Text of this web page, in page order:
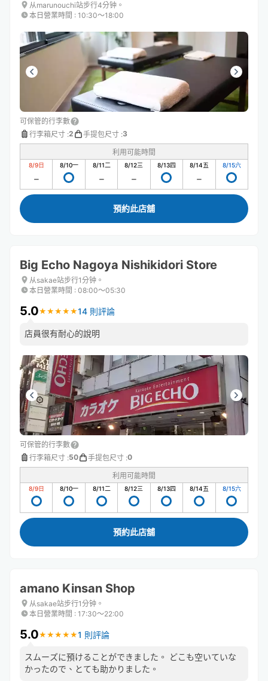
从marunouchi站步行4分钟。
本日營業時間 : 10:30〜18:00
可保管的行李數
行李箱尺寸 :2 手提包尺寸 :3
利用可能時間
8/9日 8/10一 8/11二 8/12三 8/13四 8/14五 8/15六
預約此店舖
Big Echo Nagoya Nishikidori Store
从sakae站步行1分钟。
本日營業時間 : 08:00〜05:30
5.0★ ★ ★ ★ ★
★ ★ ★ ★ ★14 則評論
店員很有耐心的說明
可保管的行李數
行李箱尺寸 :50 手提包尺寸 :0
利用可能時間
8/9日 8/10一 8/11二 8/12三 8/13四 8/14五 8/15六
預約此店舖
amano Kinsan Shop
从sakae站步行1分钟。
本日營業時間 : 17:30〜22:00
5.0★ ★ ★ ★ ★
★ ★ ★ ★ ★1 則評論
スムーズに預けることができました。 どこも空いていな
かったので、とても助かりました。